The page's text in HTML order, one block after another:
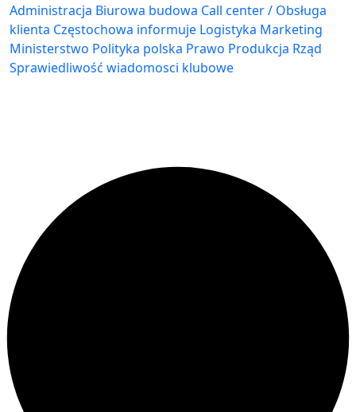
Administracja Biurowa budowa Call center / Obsługa
klienta Częstochowa informuje Logistyka Marketing
Ministerstwo Polityka polska Prawo Produkcja Rząd
Sprawiedliwość wiadomosci klubowe